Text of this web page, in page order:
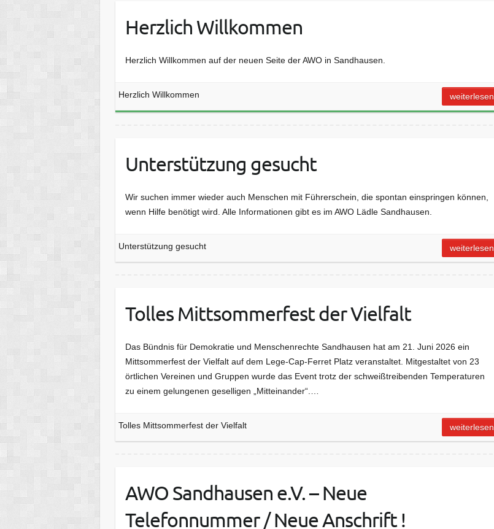
Herzlich Willkommen
Herzlich Willkommen auf der neuen Seite der AWO in Sandhausen.
Herzlich Willkommen weiterlesen
Unterstützung gesucht
Wir suchen immer wieder auch Menschen mit Führerschein, die spontan einspringen können,
wenn Hilfe benötigt wird. Alle Informationen gibt es im AWO Lädle Sandhausen.
Unterstützung gesucht weiterlesen
Tolles Mittsommerfest der Vielfalt
Das Bündnis für Demokratie und Menschenrechte Sandhausen hat am 21. Juni 2026 ein
Mittsommerfest der Vielfalt auf dem Lege-Cap-Ferret Platz veranstaltet. Mitgestaltet von 23
örtlichen Vereinen und Gruppen wurde das Event trotz der schweißtreibenden Temperaturen
zu einem gelungenen geselligen „Mitteinander“.…
Tolles Mittsommerfest der Vielfalt weiterlesen
AWO Sandhausen e.V. – Neue
Telefonnummer / Neue Anschrift !